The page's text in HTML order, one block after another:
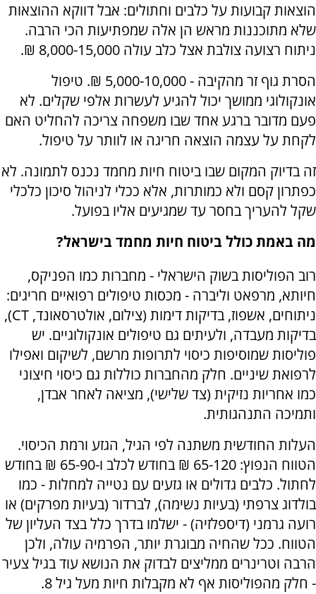
הוצאות קבועות על כלבים וחתולים: אבל דווקא ההוצאות
שלא מתוכננות מראש הן אלה שמפתיעות הכי הרבה.
ניתוח רצועה צולבת אצל כלב עולה 8,000-15,000 ₪.
הסרת גוף זר מהקיבה - 5,000-10,000 ₪. טיפול
אונקולוגי ממושך יכול להגיע לעשרות אלפי שקלים. לא
פעם מדובר ברגע אחד שבו משפחה צריכה להחליט האם
לקחת על עצמה הוצאה חריגה או לוותר על טיפול.
זה בדיוק המקום שבו ביטוח חיות מחמד נכנס לתמונה. לא
כפתרון קסם ולא כמותרות, אלא ככלי לניהול סיכון כלכלי
שקל להעריך בחסר עד שמגיעים אליו בפועל.
מה באמת כולל ביטוח חיות מחמד בישראל?
רוב הפוליסות בשוק הישראלי - מחברות כמו הפניקס,
חיותא, מרפאט וליברה - מכסות טיפולים רפואיים חריגים:
ניתוחים, אשפוז, בדיקות דימות (צילום, אולטרסאונד, CT),
בדיקות מעבדה, ולעיתים גם טיפולים אונקולוגיים. יש
פוליסות שמוסיפות כיסוי לתרופות מרשם, לשיקום ואפילו
לרפואת שיניים. חלק מהחברות כוללות גם כיסוי חיצוני
כמו אחריות נזיקית (צד שלישי), מציאה לאחר אבדן,
ותמיכה התנהגותית.
העלות החודשית משתנה לפי הגיל, הגזע ורמת הכיסוי.
הטווח הנפוץ: 65-120 ₪ בחודש לכלב ו-65-90 ₪ בחודש
לחתול. כלבים גדולים או גזעים עם נטייה למחלות - כמו
בולדוג צרפתי (בעיות נשימה), לברדור (בעיות מפרקים) או
רועה גרמני (דיספלזיה) - ישלמו בדרך כלל בצד העליון של
הטווח. ככל שהחיה מבוגרת יותר, הפרמיה עולה, ולכן
הרבה וטרינרים ממליצים לבדוק את הנושא עוד בגיל צעיר
- חלק מהפוליסות אף לא מקבלות חיות מעל גיל 8.